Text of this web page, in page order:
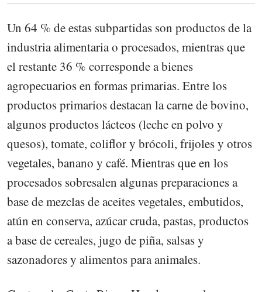
Un 64 % de estas subpartidas son productos de la
industria alimentaria o procesados, mientras que
el restante 36 % corresponde a bienes
agropecuarios en formas primarias. Entre los
productos primarios destacan la carne de bovino,
algunos productos lácteos (leche en polvo y
quesos), tomate, coliflor y brócoli, frijoles y otros
vegetales, banano y café. Mientras que en los
procesados sobresalen algunas preparaciones a
base de mezclas de aceites vegetales, embutidos,
atún en conserva, azúcar cruda, pastas, productos
a base de cereales, jugo de piña, salsas y
sazonadores y alimentos para animales.